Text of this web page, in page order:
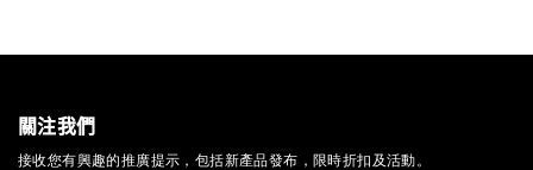
關注我們
接收您有興趣的推廣提示，包括新產品發布，限時折扣及活動。